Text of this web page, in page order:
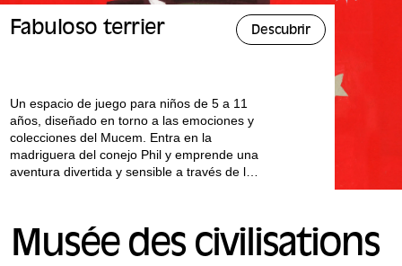
Fabuloso terrier Descubrir
Un espacio de juego para niños de 5 a 11
años, diseñado en torno a las emociones y
colecciones del Mucem. Entra en la
madriguera del conejo Phil y emprende una
aventura divertida y sensible a través de la
francés.
Musée des civilisations